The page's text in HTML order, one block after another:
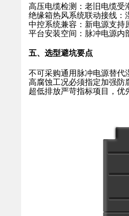
高压电缆检测：老旧电缆
绝缘箱热风系统联动接线
中控系统兼容：新电源支持
平台安装空间：脉冲电源
五、选型避坑要点
不可采购通用脉冲电源替
高腐蚀工况必须指定加强
超低排放严苛指标项目，